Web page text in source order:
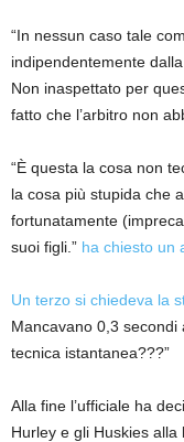
“In nessun caso tale
indipendentemente
Non inaspettato per
fatto che l’arbitro non
“È questa la cosa non
la cosa più stupida che
fortunatamente
suoi figli.” ha chiesto un
Un terzo si chiedeva la
Mancavano 0,3 secondi
tecnica istantanea???”
Alla fine l’ufficiale ha
Hurley e gli Huskies